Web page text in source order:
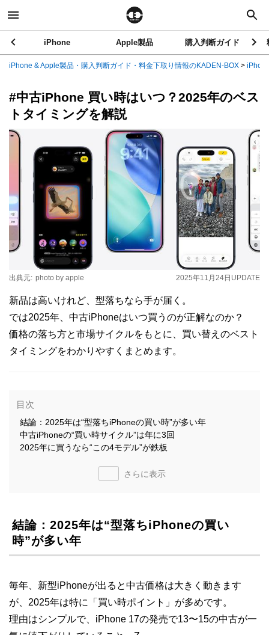
iPhone Apple製品 購入判断ガイド
iPhone & Apple製品・購入判断ガイド・料金下取り情報のKADEN-BOX >
#中古iPhone 買い時はいつ？2025年のベス
トタイミングを解説
2025年11月24日 UPDATE
出典元: photo by apple
新品は高いけれど、型落ちなら手が届く。
では2025年、中古iPhoneはいつ買うのが正解なのか？
価格の落ち方と市場サイクルをもとに、買い替えのベスト
タイミングをわかりやすくまとめます。
目次
結論：2025年は“型落ちiPhoneの買い時”が多い年
中古iPhoneの“買い時サイクル”は年に3回
2025年に買うなら“この4モデル”が鉄板
さらに表示
結論：2025年は“型落ちiPhoneの買い
時”が多い年
毎年、新型iPhoneが出ると中古価格は大きく動きます
が、2025年は特に「買い時ポイント」が多めです。
理由はシンプルで、iPhone 17の発売で13〜15の中古が一